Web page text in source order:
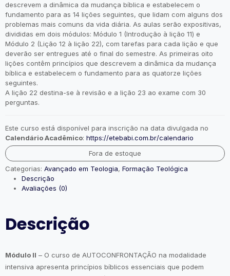
descrevem a dinâmica da mudança bíblica e estabelecem o
fundamento para as 14 lições seguintes, que lidam com alguns dos
problemas mais comuns da vida diária. As aulas serão expositivas,
divididas em dois módulos: Módulo 1 (Introdução à lição 11) e
Módulo 2 (Lição 12 à lição 22), com tarefas para cada lição e que
deverão ser entregues até o final do semestre. As primeiras oito
lições contêm princípios que descrevem a dinâmica da mudança
bíblica e estabelecem o fundamento para as quatorze lições
seguintes.
A lição 22 destina-se à revisão e a lição 23 ao exame com 30
perguntas.
Este curso está disponível para inscrição na data divulgada no
Calendário Acadêmico: https://etebabi.com.br/calendario
Fora de estoque
Categorias: Avançado em Teologia, Formação Teológica
Descrição
Avaliações (0)
Descrição
Módulo II – O curso de AUTOCONFRONTAÇÃO na modalidade
intensiva apresenta princípios bíblicos essenciais que podem